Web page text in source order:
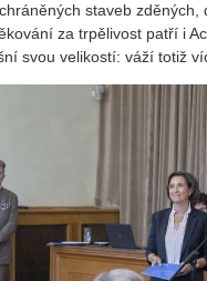
staveb
za trpělivost patří i
svou velikostí: váží totiž